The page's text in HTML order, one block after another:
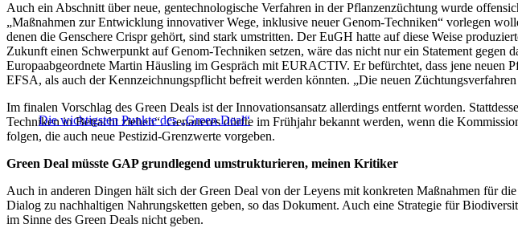
Auch ein Abschnitt über neue, gentechnologische Verfahren in der Pflanzenzüchtung wurde
„Maßnahmen zur Entwicklung innovativer Wege, inklusive neuer Genom-Techniken“ vorlegen
denen die Genschere Crispr gehört, sind stark umstritten. Der EuGH hatte auf diese Weise
Zukunft einen Schwerpunkt auf Genom-Techniken setzen, wäre das nicht nur ein Statement
Europaabgeordnete Martin Häusling im Gespräch mit EURACTIV. Er befürchtet, dass jene
EFSA, als auch der Kennzeichnungspflicht befreit werden könnten. „Die neuen
Die wichtigsten Punkte des „Green Deal“
Im finalen Vorschlag des Green Deals ist der Innovationsansatz allerdings entfernt worden.
Techniken in Betracht ziehen“. Genaueres dürfte im Frühjahr bekannt werden, wenn die
folgen, die auch neue Pestizid-Grenzwerte vorgeben.
Green Deal müsste GAP grundlegend umstrukturieren, meinen Kritiker
Auch in anderen Dingen hält sich der Green Deal von der Leyens mit konkreten Maßnahmen für
Dialog zu nachhaltigen Nahrungsketten geben, so das Dokument. Auch eine Strategie für
im Sinne des Green Deals nicht geben.